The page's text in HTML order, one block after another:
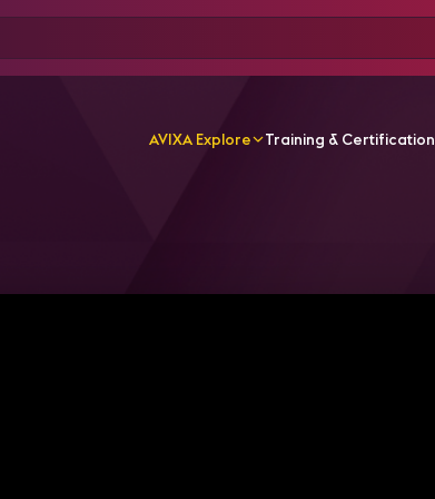
AVIXA Explore Training & Certification